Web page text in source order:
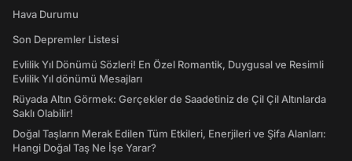
Hava Durumu
Son Depremler Listesi
Evlilik Yıl Dönümü Sözleri! En Özel Romantik, Duygusal ve Resimli
Evlilik Yıl dönümü Mesajları
Rüyada Altın Görmek: Gerçekler de Saadetiniz de Çil Çil Altınlarda
Saklı Olabilir!
Doğal Taşların Merak Edilen Tüm Etkileri, Enerjileri ve Şifa Alanları:
Hangi Doğal Taş Ne İşe Yarar?